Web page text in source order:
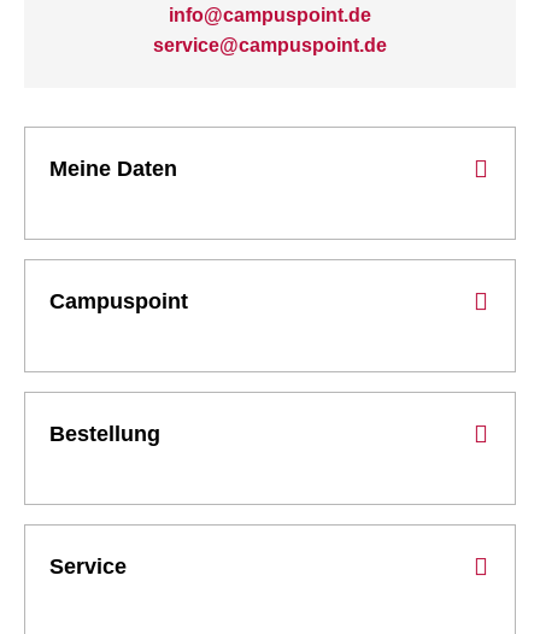
info@campuspoint.de
service@campuspoint.de
Meine Daten
Campuspoint
Bestellung
Service